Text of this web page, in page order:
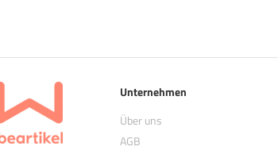
Unternehmen
Über uns
AGB